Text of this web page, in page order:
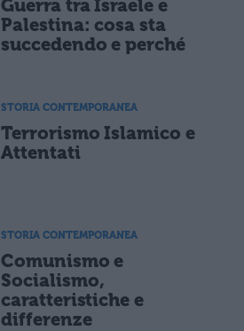
Guerra tra Israele e
Palestina: cosa sta
succedendo e perché
STORIA CONTEMPORANEA
Terrorismo Islamico e
Attentati
STORIA CONTEMPORANEA
Comunismo e
Socialismo,
caratteristiche e
differenze